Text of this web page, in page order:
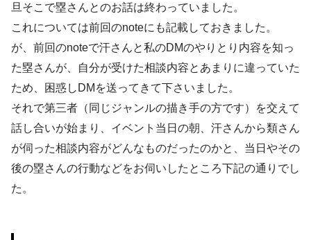
旦そこで塁さんとのお話は終わっていました。
これについては前回のnoteにも記載しておきました。
が、前回のnoteで汗さんと私のDMのやりとり内容を知っ
た塁さんが、自分が受けた相談内容とあまりに違っていた
ため、困惑しDMを送ってきて下さいました。
それで第三者（同じジャンルの描き手の方です）を交えて
話し合いが始まり、イベント当日の朝、汗さんから類さん
が伺った相談内容がどんなものだったのかと、当日やその
後の塁さんの行動などをお伺いしたところ下記の通りでし
た。